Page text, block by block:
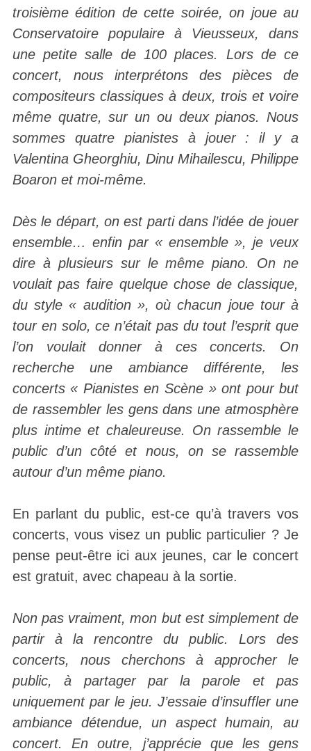
troisième édition de cette soirée, on joue au
Conservatoire populaire à Vieusseux, dans
une petite salle de 100 places. Lors de ce
concert, nous interprétons des pièces de
compositeurs classiques à deux, trois et voire
même quatre, sur un ou deux pianos. Nous
sommes quatre pianistes à jouer : il y a
Valentina Gheorghiu, Dinu Mihailescu, Philippe
Boaron et moi-même.
Dès le départ, on est parti dans l’idée de jouer
ensemble… enfin par « ensemble », je veux
dire à plusieurs sur le même piano. On ne
voulait pas faire quelque chose de classique,
du style « audition », où chacun joue tour à
tour en solo, ce n’était pas du tout l’esprit que
l’on voulait donner à ces concerts. On
recherche une ambiance différente, les
concerts « Pianistes en Scène » ont pour but
de rassembler les gens dans une atmosphère
plus intime et chaleureuse. On rassemble le
public d’un côté et nous, on se rassemble
autour d’un même piano.
En parlant du public, est-ce qu’à travers vos
concerts, vous visez un public particulier ? Je
pense peut-être ici aux jeunes, car le concert
est gratuit, avec chapeau à la sortie.
Non pas vraiment, mon but est simplement de
partir à la rencontre du public. Lors des
concerts, nous cherchons à approcher le
public, à partager par la parole et pas
uniquement par le jeu. J’essaie d’insuffler une
ambiance détendue, un aspect humain, au
concert. En outre, j’apprécie que les gens